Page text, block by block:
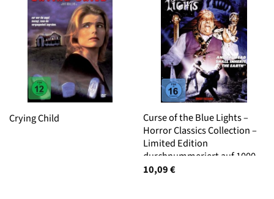
Crying Child
Curse of the Blue Lights –
Horror Classics Collection –
Limited Edition
durchnummeriert auf 1000
Stück
10,09€